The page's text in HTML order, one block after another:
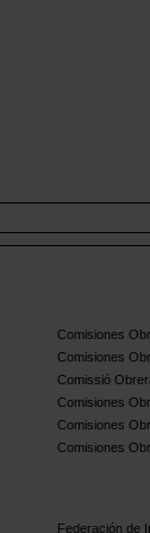
Comisiones
Comisiones
Comissió
Comisiones
Comisiones
Comisiones
Federación de